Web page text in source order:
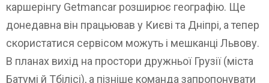
каршерінгу Getmancar розширює географію. Ще
донедавна він працьював у Києві та Дніпрі, а тепер
скористатися сервісом можуть і мешканці Львову.
В планах вихід на простори дружньої Грузії (міста
Батумі й Тбілісі), а пізніше команда запропонувати